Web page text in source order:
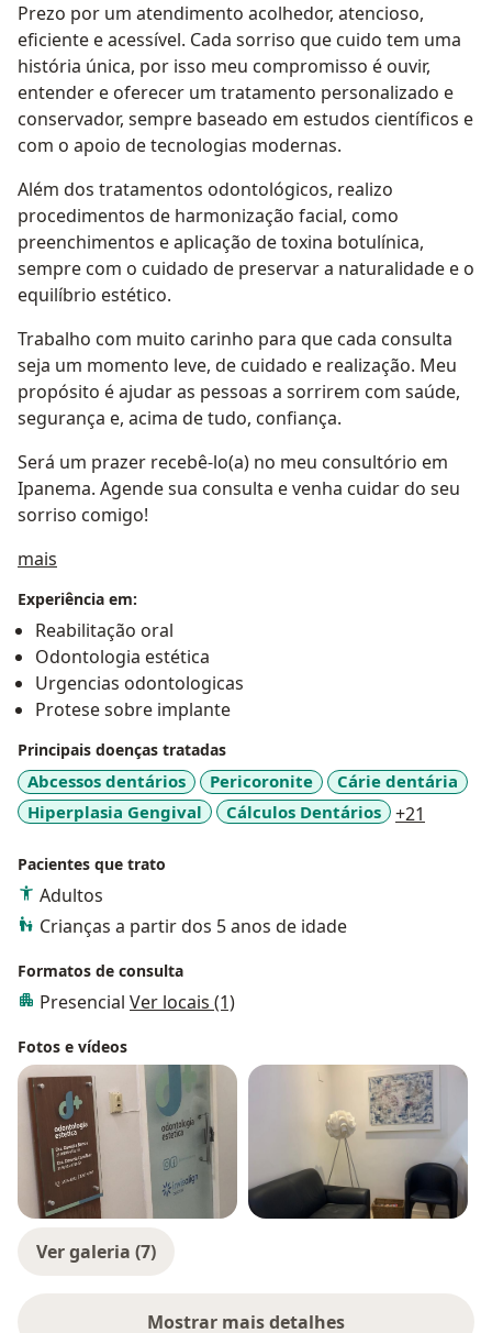
Prezo por um atendimento acolhedor, atencioso,
eficiente e acessível. Cada sorriso que cuido tem uma
história única, por isso meu compromisso é ouvir,
entender e oferecer um tratamento personalizado e
conservador, sempre baseado em estudos científicos e
com o apoio de tecnologias modernas.
Além dos tratamentos odontológicos, realizo
procedimentos de harmonização facial, como
preenchimentos e aplicação de toxina botulínica,
sempre com o cuidado de preservar a naturalidade e o
equilíbrio estético.
Trabalho com muito carinho para que cada consulta
seja um momento leve, de cuidado e realização. Meu
propósito é ajudar as pessoas a sorrirem com saúde,
segurança e, acima de tudo, confiança.
Será um prazer recebê-lo(a) no meu consultório em
Ipanema. Agende sua consulta e venha cuidar do seu
sorriso comigo!
mais
Experiência em:
Reabilitação oral
Odontologia estética
Urgencias odontologicas
Protese sobre implante
Principais doenças tratadas
Abcessos dentários Pericoronite
Cárie dentária
Hiperplasia Gengival
Cálculos Dentários +21
Pacientes que trato
Adultos
Crianças a partir dos 5 anos de idade
Formatos de consulta
Presencial Ver locais (1)
Fotos e vídeos
Ver galeria (7)
Mostrar mais detalhes